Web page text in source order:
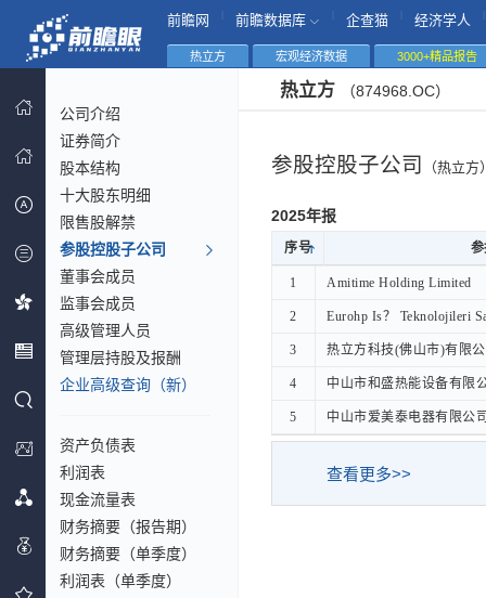
前瞻网 前瞻数据库 企查猫 经济学人
热立方 宏观经济数据 3000+精品报告
公司介绍
证券简介
股本结构
十大股东明细
限售股解禁
参股控股子公司
董事会成员
监事会成员
高级管理人员
管理层持股及报酬
企业高级查询（新）
资产负债表
利润表
现金流量表
财务摘要（报告期）
财务摘要（单季度）
利润表（单季度）
热立方 （874968.OC）
参股控股子公司 （热立方
2025年报
序号
序号
参
1 Amitime Holding Limited
2 Eurohp Is？ Teknolojileri
3 热立方科技(佛山市)有限
4 中山市和盛热能设备有限
5 中山市爱美泰电器有限公
序号
1 Amitime Holding Limited
2 Eurohp Is？ Teknolojileri
3 热立方科技(佛山市)有限
4 中山市和盛热能设备有限
5 中山市爱美泰电器有限公
查看更多>>